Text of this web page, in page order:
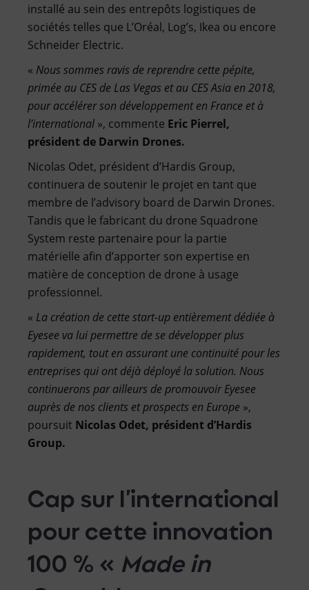
installé au sein des entrepôts logistiques de
sociétés telles que L’Oréal, Log’s, Ikea ou encore
Schneider Electric.
« Nous sommes ravis de reprendre cette pépite,
primée au CES de Las Vegas et au CES Asia en 2018,
pour accélérer son développement en France et à
l’international », commente Eric Pierrel,
président de Darwin Drones.
Nicolas Odet, président d’Hardis Group,
continuera de soutenir le projet en tant que
membre de l’advisory board de Darwin Drones.
Tandis que le fabricant du drone Squadrone
System reste partenaire pour la partie
matérielle afin d’apporter son expertise en
matière de conception de drone à usage
professionnel.
« La création de cette start-up entièrement dédiée à
Eyesee va lui permettre de se développer plus
rapidement, tout en assurant une continuité pour les
entreprises qui ont déjà déployé la solution. Nous
continuerons par ailleurs de promouvoir Eyesee
auprès de nos clients et prospects en Europe »,
poursuit Nicolas Odet, président d’Hardis
Group.
Cap sur l’international
pour cette innovation
100 % « Made in